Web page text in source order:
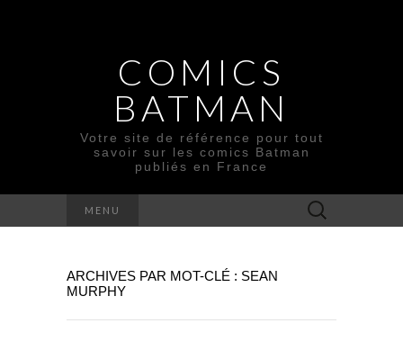
COMICS
BATMAN
Votre site de référence pour tout
savoir sur les comics Batman
publiés en France
MENU Rechercher :
ARCHIVES PAR MOT-CLÉ : SEAN
MURPHY